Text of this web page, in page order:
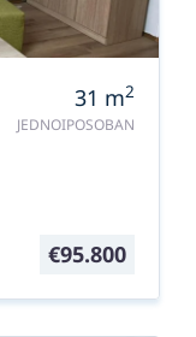
31 m2
JEDNOIPOSOBAN
€95.800